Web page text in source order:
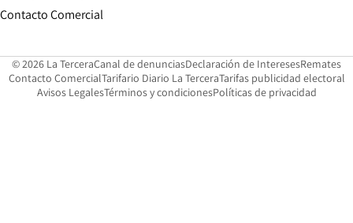
Contacto Comercial
© 2026 La TerceraCanal de denunciasOpens in new window
Declaración de InteresesOpens in
Remates
Contacto ComercialOpens in new window
Tarifario Diario La TerceraOpens in new window
Tarifas publicidad electoral
Avisos LegalesOpens in new window
Términos y condicionesPolíticas de privacidad